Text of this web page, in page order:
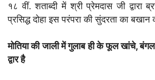
१८ वीं. शताब्दी में श्री प्रेमदास जी द्वारा
प्रसिद्ध दोहा इस परंपरा की सुंदरता का बखान
मोतिया की जाली में गुलाब ही के फूल खांचे,
द्वार है